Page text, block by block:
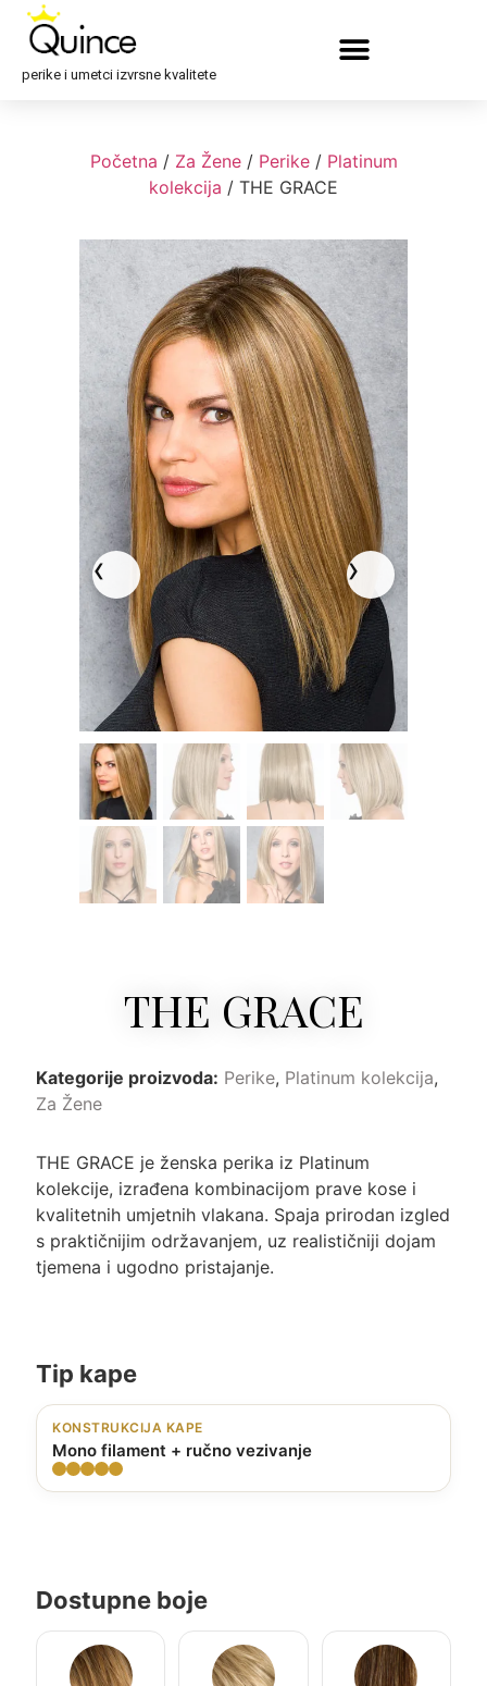
perike i umetci izvrsne kvalitete
Početna / Za Žene/ Perike/ Platinum
kolekcija / THE GRACE
THE GRACE
Kategorije proizvoda: Perike, Platinum kolekcija,
Za Žene
THE GRACE je ženska perika iz Platinum
kolekcije, izrađena kombinacijom prave kose i
kvalitetnih umjetnih vlakana. Spaja prirodan izgled
s praktičnijim održavanjem, uz realističniji dojam
tjemena i ugodno pristajanje.
Tip kape
KONSTRUKCIJA KAPE
Mono filament + ručno vezivanje
Dostupne boje